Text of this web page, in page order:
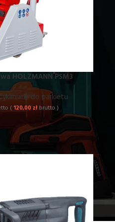
HOLZMANN PSM3
do parkietu
( 120,00 zł brutto )